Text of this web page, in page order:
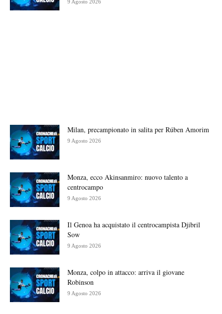
9 Agosto 2026
Milan, precampionato in salita per Rúben Amorim
9 Agosto 2026
Monza, ecco Akinsanmiro: nuovo talento a
centrocampo
9 Agosto 2026
Il Genoa ha acquistato il centrocampista Djibril
Sow
9 Agosto 2026
Monza, colpo in attacco: arriva il giovane
Robinson
9 Agosto 2026